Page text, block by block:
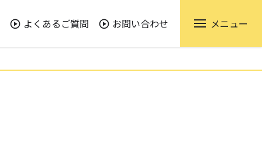
よくあるご質問 お問い合わせ メニュー